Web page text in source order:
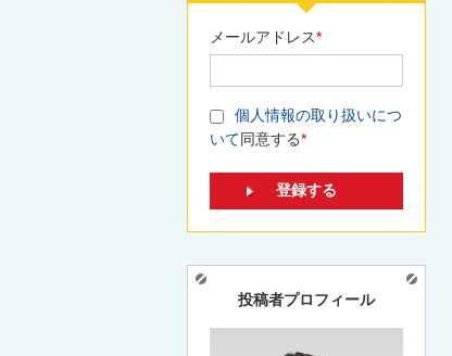
メールアドレス*
個人情報の取り扱いにつ
いて同意する*
投稿者プロフィール